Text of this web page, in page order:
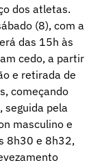
dos atletas.
(8), com a
das 15h às
cedo, a partir
e retirada de
começando
seguida pela
masculino e
8h30 e 8h32,